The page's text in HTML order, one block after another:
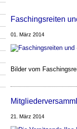
Faschingsreiten
01. März 2014
Bilder vom
21. März 2014